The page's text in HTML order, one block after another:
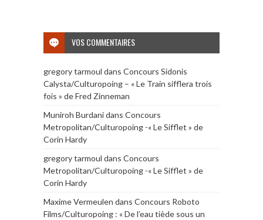
VOS COMMENTAIRES
gregory tarmoul dans Concours Sidonis
Calysta/Culturopoing – « Le Train sifflera trois
fois » de Fred Zinneman
Muniroh Burdanidans Concours
Metropolitan/Culturopoing -« Le Sifflet » de
Corin Hardy
gregory tarmoul dans Concours
Metropolitan/Culturopoing -« Le Sifflet » de
Corin Hardy
Maxime Vermeulen dans Concours Roboto
Films/Culturopoing : « De l’eau tiède sous un